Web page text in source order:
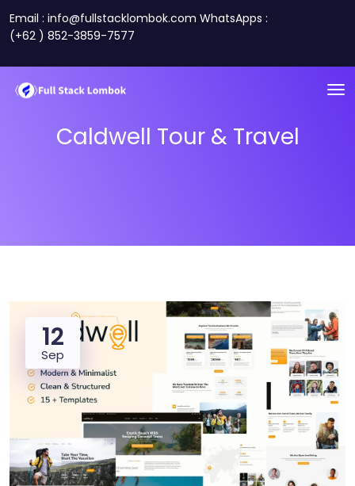
Email : info@fullstacklombok.com WhatsApps :
(+62 ) 852-3859-7577
Caldwell Tour & Travel
12
Sep